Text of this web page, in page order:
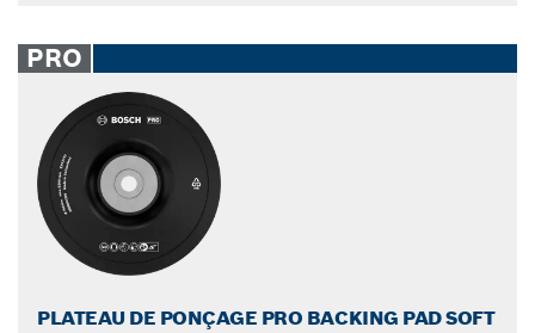
PRO
PLATEAU DE PONÇAGE PRO BACKING PAD SOFT